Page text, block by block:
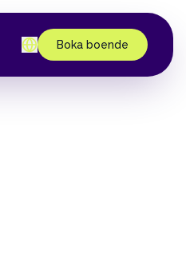
Boka boende